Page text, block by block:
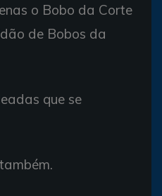
o Bobo da Corte
de Bobos da
que se